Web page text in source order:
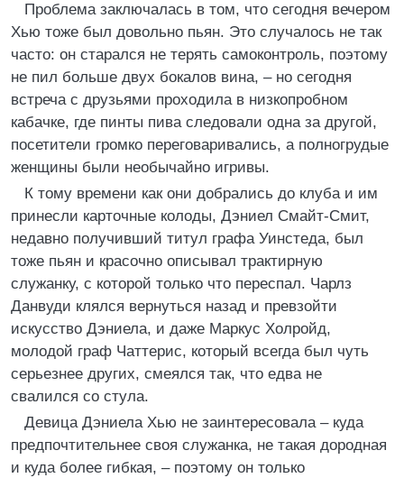
Проблема заключалась в том, что сегодня вечером
Хью тоже был довольно пьян. Это случалось не так
часто: он старался не терять самоконтроль, поэтому
не пил больше двух бокалов вина, – но сегодня
встреча с друзьями проходила в низкопробном
кабачке, где пинты пива следовали одна за другой,
посетители громко переговаривались, а полногрудые
женщины были необычайно игривы.
К тому времени как они добрались до клуба и им
принесли карточные колоды, Дэниел Смайт-Смит,
недавно получивший титул графа Уинстеда, был
тоже пьян и красочно описывал трактирную
служанку, с которой только что переспал. Чарлз
Данвуди клялся вернуться назад и превзойти
искусство Дэниела, и даже Маркус Холройд,
молодой граф Чаттерис, который всегда был чуть
серьезнее других, смеялся так, что едва не
свалился со стула.
Девица Дэниела Хью не заинтересовала – куда
предпочтительнее своя служанка, не такая дородная
и куда более гибкая, – поэтому он только